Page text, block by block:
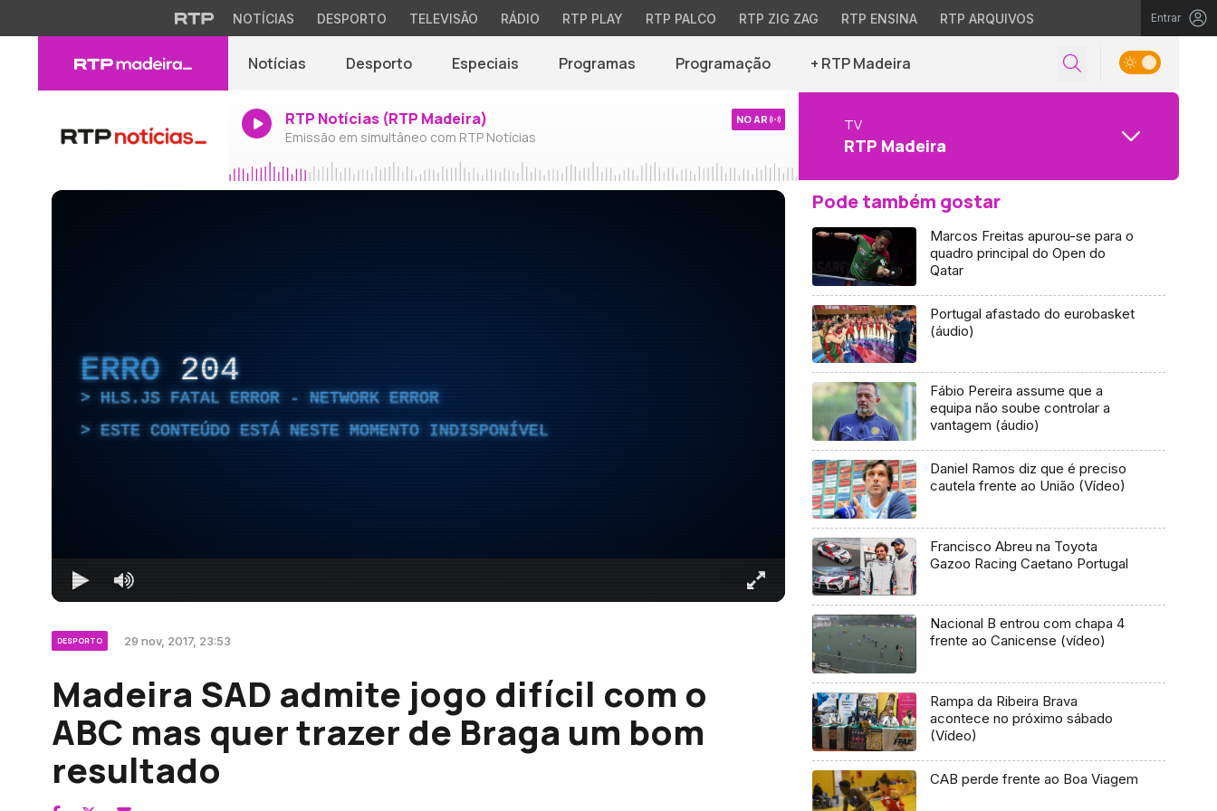
NOTÍCIAS DESPORTO TELEVISÃO RÁDIO RTP PLAY RTP PALCO RTP ZIG ZAG RTP ENSINA RTP ARQUIVOS Entrar
Notícias Desporto Especiais Programas Programação + RTP Madeira
RTP Notícias (RTP Madeira)
Emissão em simultâneo com RTP Notícias
NO AR TV
RTP Madeira
ERRO 204
HLS.JS FATAL ERROR - NETWORK ERROR
ESTE CONTEÚDO ESTÁ NESTE MOMENTO INDISPONÍVEL
DESPORTO 29 nov, 2017, 23:53
Madeira SAD admite jogo difícil com o
ABC mas quer trazer de Braga um bom
resultado
Pode também gostar
Marcos Freitas apurou-se para o
quadro principal do Open do
Qatar
Portugal afastado do eurobasket
(áudio)
Fábio Pereira assume que a
equipa não soube controlar a
vantagem (áudio)
Daniel Ramos diz que é preciso
cautela frente ao União (Vídeo)
Francisco Abreu na Toyota
Gazoo Racing Caetano Portugal
Nacional B entrou com chapa 4
frente ao Canicense (vídeo)
Rampa da Ribeira Brava
acontece no próximo sábado
(Vídeo)
CAB perde frente ao Boa Viagem